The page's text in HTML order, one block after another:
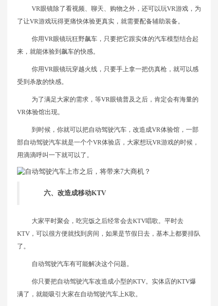
VR眼镜除了看视频、聊天、购物之外，还可以玩VR游戏，为
了让VR游戏玩得更痛快体验更真实，就需要配备辅助装备。
你用VR眼镜玩狂野飙车，只要把它跟实体的汽车模型结合起
来，就能体验到飙车的快感。
你用VR眼镜玩穿越火线，只要手上拿一把仿真枪，就可以感
受到杀敌的快感。
为了满足大家的需求，等VR眼镜普及之后，肯定会有海量的
VR体验馆出现。
到时候，你就可以把自动驾驶汽车，改造成VR体验馆，一部
部自动驾驶汽车就是一个个VR体验店，大家想玩VR游戏的时候，
用滴滴呼叫一下就可以了。
六、改造成移动KTV
大家平时聚会，吃完饭之后经常会去KTV唱歌。平时去
KTV，可以很方便就找到房间，如果是节假日去，基本上都要排队
了。
自动驾驶汽车有可能解决这个问题。
你只要把自动驾驶汽车改造成小型的KTV。实体店的KTV爆
满了，就能吸引大家在自动驾驶汽车上K歌。